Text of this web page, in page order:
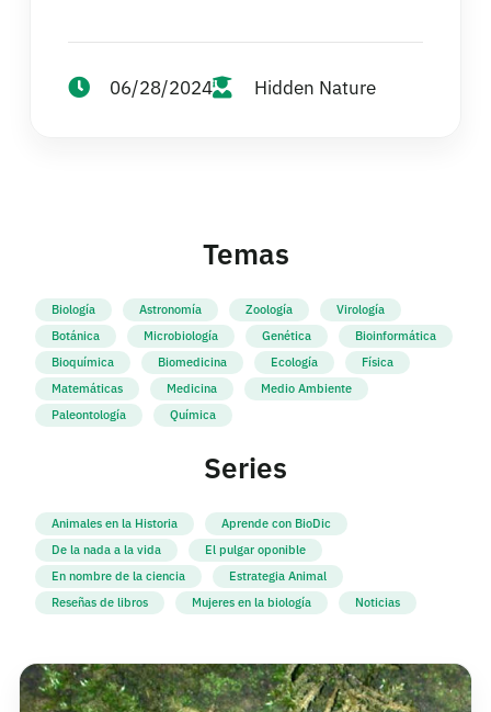
06/28/2024 Hidden Nature
Temas
Biología Astronomía Zoología
Virología
Botánica
Microbiología Genética
Bioinformática
Bioquímica
Biomedicina Ecología
Física
Matemáticas
Medicina
Medio Ambiente
Paleontología
Química
Series
Animales en la Historia
Aprende con BioDic
De la nada a la vida
El pulgar oponible
En nombre de la ciencia
Estrategia Animal
Reseñas de libros
Mujeres en la biología Noticias